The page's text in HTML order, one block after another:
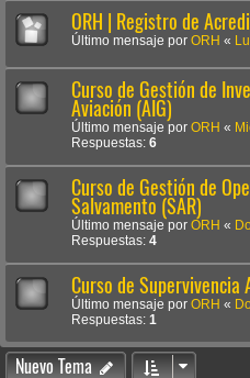
ORH | Registro de
Último mensaje por ORH «
Curso de Gestión de
Aviación (AIG)
Último mensaje por ORH «
Respuestas: 6
Curso de Gestión de
Salvamento (SAR)
Último mensaje por ORH «
Respuestas: 4
Curso de Supervivencia
Último mensaje por ORH «
Respuestas: 1
Nuevo Tema